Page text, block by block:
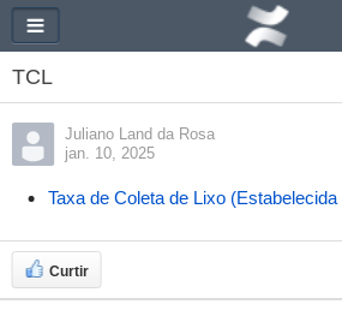
TCL
Juliano Land da Rosa
jan. 10, 2025
Taxa de Coleta de Lixo (Estabelecida
Curtir